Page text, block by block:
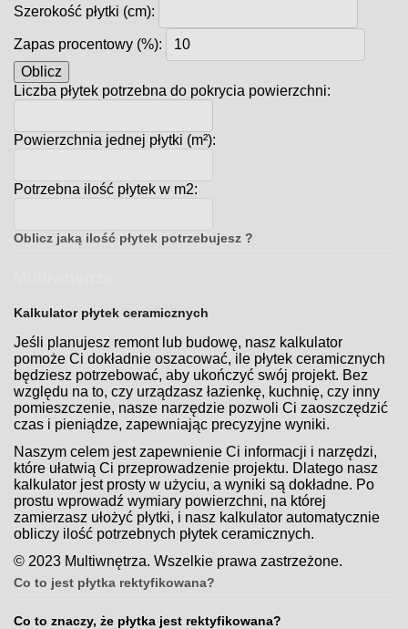
Szerokość płytki (cm):
Zapas procentowy (%):
Oblicz
Liczba płytek potrzebna do pokrycia powierzchni:
Powierzchnia jednej płytki (m²):
Potrzebna ilość płytek w m2:
Oblicz jaką ilość płytek potrzebujesz ?
Kalkulator płytek ceramicznych
Jeśli planujesz remont lub budowę, nasz kalkulator
pomoże Ci dokładnie oszacować, ile płytek ceramicznych
będziesz potrzebować, aby ukończyć swój projekt. Bez
względu na to, czy urządzasz łazienkę, kuchnię, czy inny
pomieszczenie, nasze narzędzie pozwoli Ci zaoszczędzić
czas i pieniądze, zapewniając precyzyjne wyniki.
Naszym celem jest zapewnienie Ci informacji i narzędzi,
które ułatwią Ci przeprowadzenie projektu. Dlatego nasz
kalkulator jest prosty w użyciu, a wyniki są dokładne. Po
prostu wprowadź wymiary powierzchni, na której
zamierzasz ułożyć płytki, i nasz kalkulator automatycznie
obliczy ilość potrzebnych płytek ceramicznych.
© 2023 Multiwnętrza. Wszelkie prawa zastrzeżone.
Co to jest płytka rektyfikowana?
Co to znaczy, że płytka jest rektyfikowana?